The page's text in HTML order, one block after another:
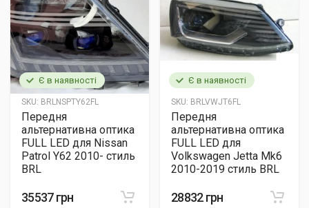
Є в наявності
SKU: BRLNSPTY62FL
Передня
альтернативна оптика
FULL LED для Nissan
Patrol Y62 2010- стиль
BRL
35537 грн
Є в наявності
SKU: BRLVWJT6FL
Передня
альтернативна оптика
FULL LED для
Volkswagen Jetta Mk6
2010-2019 стиль BRL
28832 грн